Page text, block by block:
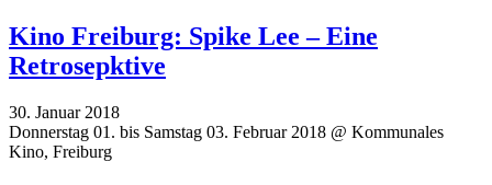
Kino Freiburg: Spike Lee – Eine
Retrosepktive
30. Januar 2018
Donnerstag 01. bis Samstag 03. Februar 2018 @ Kommunales
Kino, Freiburg